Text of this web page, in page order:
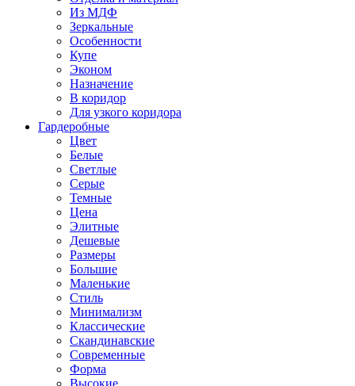
Из МДФ
Зеркальные
Особенности
Купе
Эконом
Назначение
В коридор
Для узкого коридора
Гардеробные
Цвет
Белые
Светлые
Серые
Темные
Цена
Элитные
Дешевые
Размеры
Большие
Маленькие
Стиль
Минимализм
Классические
Скандинавские
Современные
Форма
Высокие